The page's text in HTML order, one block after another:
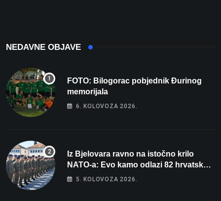
NEDAVNE OBJAVE
FOTO: Bilogorac pobjednik Đurinog
memorijala
6. KOLOVOZA 2026.
Iz Bjelovara ravno na istočno krilo
NATO-a: Evo kamo odlazi 82 hrvatska
vojnika i 6 vojnikinja
5. KOLOVOZA 2026.